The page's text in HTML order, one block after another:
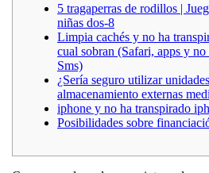
5 tragaperras de rodillos |
niñas dos-8
Limpia cachés y no ha
cual sobran (Safari, apps y
Sms)
¿Serí­a seguro utilizar
⁢almacenamiento externas
iphone y no ha transpirado
Posibilidades sobre